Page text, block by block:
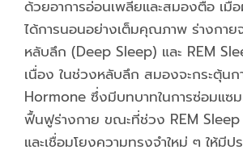
ด้วยอาการอ่อนเพลียและสมองตื้อ เมื่
ได้การนอนอย่างเต็มคุณภาพ ร่างกายจ
หลับลึก (Deep Sleep) และ REM
เนื่อง ในช่วงหลับลึก สมองจะกระตุ้น
Hormone ซึ่งมีบทบาทในการซ่อมแซม
ฟื้นฟูร่างกาย ขณะที่ช่วง REM Sleep
และเชื่อมโยงความทรงจำใหม่ ๆ ให้มี